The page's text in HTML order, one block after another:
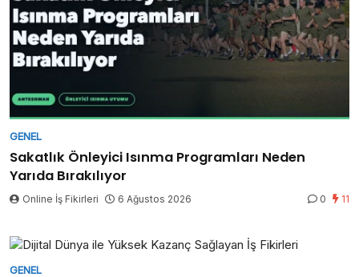
GENEL
Sakatlık Önleyici Isınma Programları Neden
Yarıda Bırakılıyor
Online İş Fikirleri 6 Ağustos 2026 0 11
GENEL